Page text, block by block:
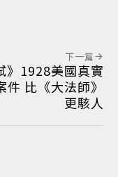
下一篇
》1928美國真實
件 比《大法師》
更駭人